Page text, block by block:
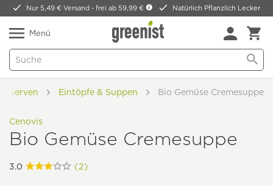
Nur 5,49 € Versand -frei ab 59,99 € Natürlich Pflanzlich Lecker
Menü
Eintöpfe & Suppen Bio Gemüse Cremesuppe
Cenovis
Bio Gemüse Cremesuppe
3.0 (2)